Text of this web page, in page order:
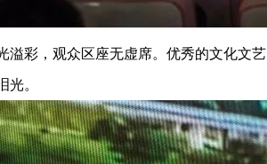
彩，观众区座无虚席。优秀的文化文艺
光。